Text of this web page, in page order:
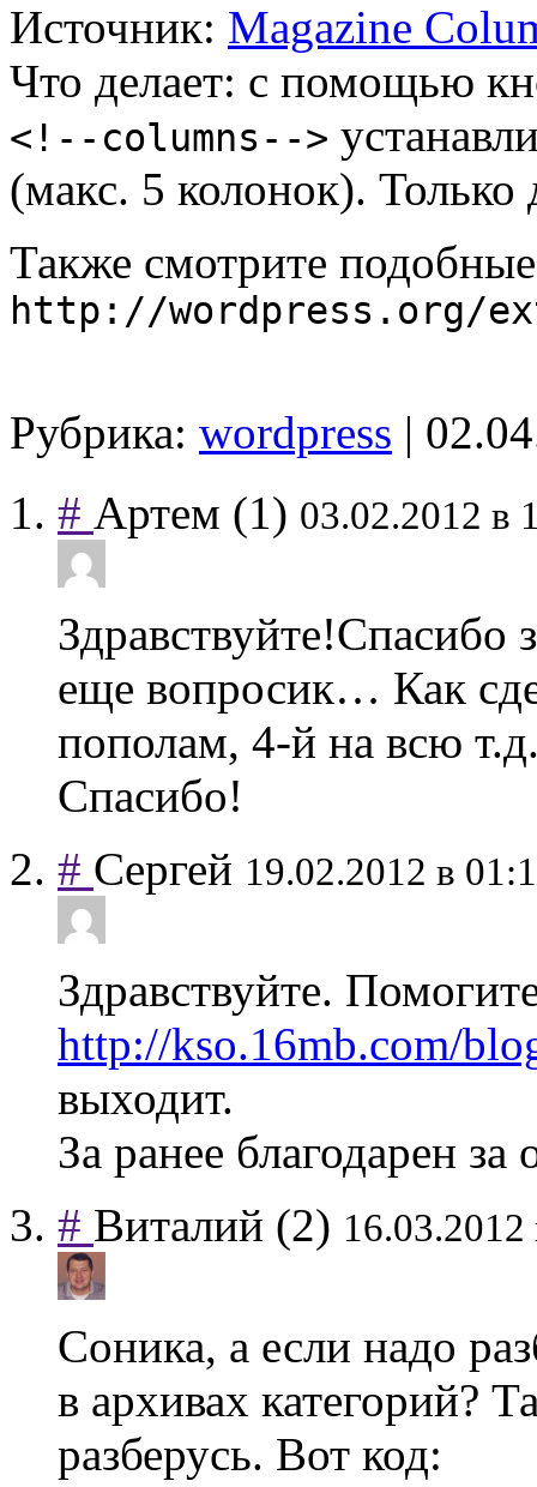
Источник: Magazine
Что делает: с помощью
<!--columns-->
(макс. 5 колонок).
Также смотрите
http://wordpress.org/
Рубрика: wordpress |
# Артем (1) 03.02.2012 в
Здравствуйте!Спасибо
еще вопросик… Как
пополам, 4-й на всю
Спасибо!
# Сергей 19.02.2012 в
Здравствуйте.
http://kso.16mb.com/
выходит.
За ранее благодарен за
# Виталий (2) 16.03.2012
Соника, а если надо
в архивах категорий?
разберусь. Вот код: